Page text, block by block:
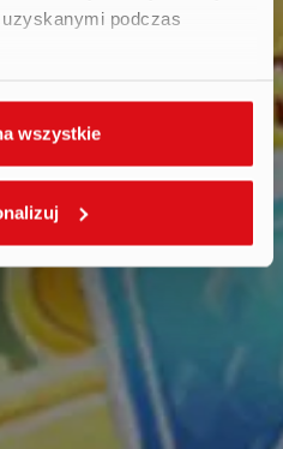
podczas
wszystkie